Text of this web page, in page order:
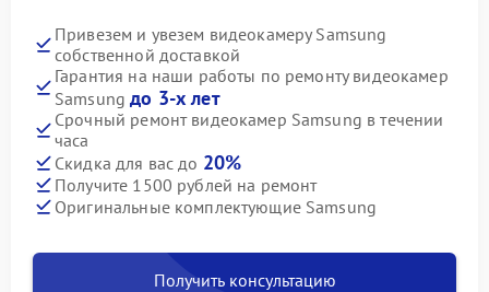
Привезем и увезем видеокамеру Samsung
собственной доставкой
Гарантия на наши работы по ремонту видеокамер
Samsungдо 3-х лет
Срочный ремонт видеокамер Samsung в течении
часа
Скидка для вас до 20%
Получите 1500 рублей на ремонт
Оригинальные комплектующие Samsung
Получить консультацию